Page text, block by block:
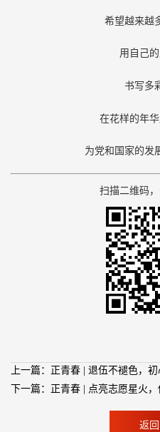
希望越来越
用自己
书写多
在花样的年
为党和国家的发
扫描二维码
上一篇：正青春 | 退伍不褪色，
下一篇：正青春 | 点亮志愿星火
返